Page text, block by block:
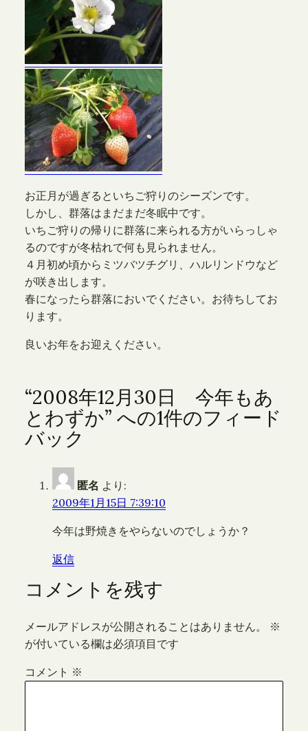
お正月が過ぎるといちご狩りのシーズンです。
しかし、群落はまだまだ冬眠中です。
いちご狩りの帰りに群落に来られる方がいらっしゃ
るのですが冬枯れで何も見られません。
４月初め頃からミツバツチグリ、ハルリンドウなど
が咲き出します。
春になったら群落においでください。お待ちしてお
ります。
良いお年をお迎えください。
“2008年12月30日 今年もあ
とわずか” への1件のフィード
バック
匿名 より:
2009年1月15日 7:39:10
今年は野焼きをやらないのでしょうか？
返信
コメントを残す
メールアドレスが公開されることはありません。
※
が付いている欄は必須項目です
コメント ※